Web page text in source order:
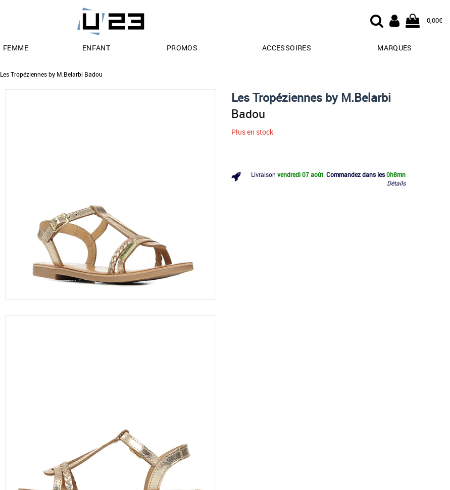
0,00€
FEMME ENFANT PROMOS ACCESSOIRES MARQUES
Les Tropéziennes by M.Belarbi Badou
Les Tropéziennes by M.Belarbi
Badou
Plus en stock
Livraison vendredi 07 août Commandez dans les0h8mn
Détails